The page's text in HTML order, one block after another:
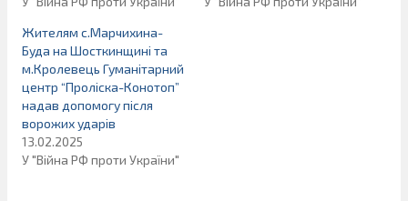
Жителям с.Марчихина-
Буда на Шосткинщині та
м.Кролевець Гуманітарний
центр “Проліска-Конотоп”
надав допомогу після
ворожих ударів
13.02.2025
У "Війна РФ проти України"